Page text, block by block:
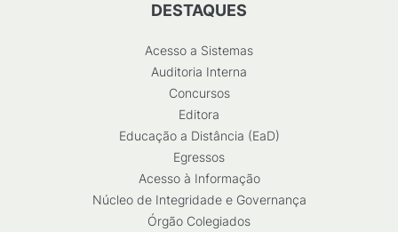
DESTAQUES
Acesso a Sistemas
Auditoria Interna
Concursos
Editora
Educação a Distância (EaD)
Egressos
Acesso à Informação
Núcleo de Integridade e Governança
Órgão Colegiados